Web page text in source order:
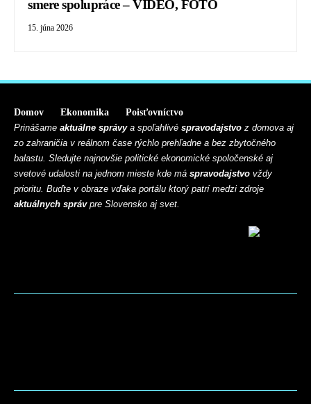
smere spolupráce – VIDEO, FOTO
15. júna 2026
Domov Ekonomika
Poisťovníctvo
Prinášame aktuálne správya spoľahlivé spravodajstvo z domova aj
zo zahraničia v reálnom čase rýchlo prehľadne a bez zbytočného
balastu. Sledujte najnovšie politické ekonomické spoločenské aj
svetové udalosti na jednom mieste kde má spravodajstvo vždy
prioritu. Buďte v obraze vďaka portálu ktorý patrí medzi zdroje
aktuálnych správpre Slovensko aj svet.